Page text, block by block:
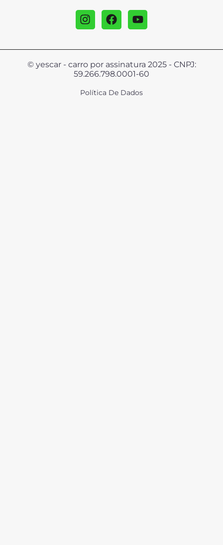
© yescar - carro por assinatura 2025 - CNPJ:
59.266.798.0001-60
Política De Dados